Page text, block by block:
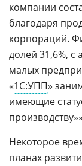
компании
благодаря
корпораций.
долей 31,6%, с
малых
«1С:УПП»
имеющие
Некоторое
планах